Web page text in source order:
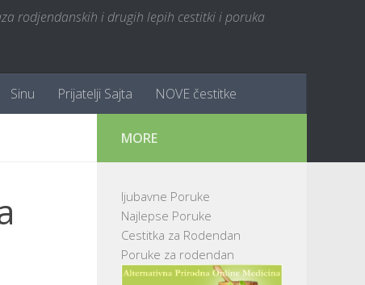
rodjendanskih i drugih lepih cestitki i poruka
Sinu Prijatelji Sajta NOVE čestitke
MORE
ljubavne Poruke
Najlepse Poruke
Cestitka za Rodendan
Poruke za rodendan